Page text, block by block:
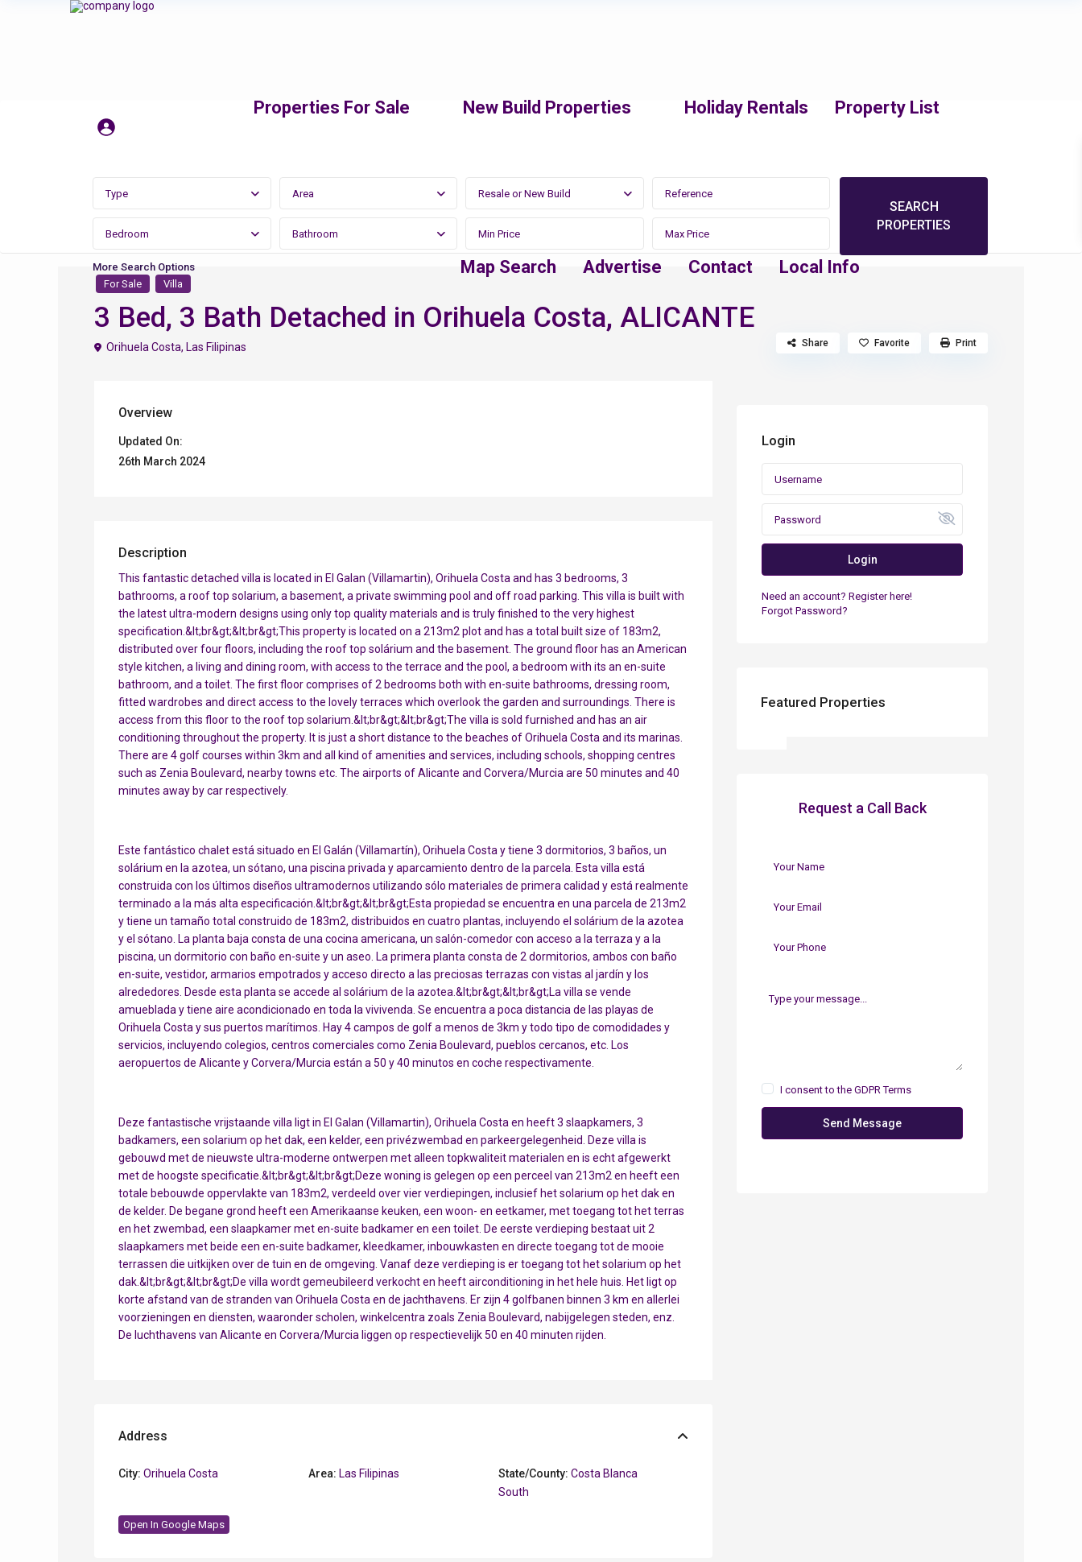
Properties For Sale New Build Properties Holiday Rentals Property List
Map Search Advertise Contact Local Info
Type Area Resale or New Build
Bedroom Bathroom
More Search Options
For Sale
Villa
3 Bed, 3 Bath Detached in Orihuela Costa, ALICANTE
Orihuela Costa, Las Filipinas Share Favorite Print
Overview
Updated On:
26th March 2024
Description
This fantastic detached villa is located in El Galan (Villamartin), Orihuela Costa and has 3 bedrooms, 3
bathrooms, a roof top solarium, a basement, a private swimming pool and off road parking. This villa is built with
the latest ultra-modern designs using only top quality materials and is truly finished to the very highest
specification.&lt;br&gt;&lt;br&gt;This property is located on a 213m2 plot and has a total built size of 183m2,
distributed over four floors, including the roof top solárium and the basement. The ground floor has an American
style kitchen, a living and dining room, with access to the terrace and the pool, a bedroom with its an en-suite
bathroom, and a toilet. The first floor comprises of 2 bedrooms both with en-suite bathrooms, dressing room,
fitted wardrobes and direct access to the lovely terraces which overlook the garden and surroundings. There is
access from this floor to the roof top solarium.&lt;br&gt;&lt;br&gt;The villa is sold furnished and has an air
conditioning throughout the property. It is just a short distance to the beaches of Orihuela Costa and its marinas.
There are 4 golf courses within 3km and all kind of amenities and services, including schools, shopping centres
such as Zenia Boulevard, nearby towns etc. The airports of Alicante and Corvera/Murcia are 50 minutes and 40
minutes away by car respectively.
Este fantástico chalet está situado en El Galán (Villamartín), Orihuela Costa y tiene 3 dormitorios, 3 baños, un
solárium en la azotea, un sótano, una piscina privada y aparcamiento dentro de la parcela. Esta villa está
construida con los últimos diseños ultramodernos utilizando sólo materiales de primera calidad y está realmente
terminado a la más alta especificación.&lt;br&gt;&lt;br&gt;Esta propiedad se encuentra en una parcela de 213m2
y tiene un tamaño total construido de 183m2, distribuidos en cuatro plantas, incluyendo el solárium de la azotea
y el sótano. La planta baja consta de una cocina americana, un salón-comedor con acceso a la terraza y a la
piscina, un dormitorio con baño en-suite y un aseo. La primera planta consta de 2 dormitorios, ambos con baño
en-suite, vestidor, armarios empotrados y acceso directo a las preciosas terrazas con vistas al jardín y los
alrededores. Desde esta planta se accede al solárium de la azotea.&lt;br&gt;&lt;br&gt;La villa se vende
amueblada y tiene aire acondicionado en toda la vivivenda. Se encuentra a poca distancia de las playas de
Orihuela Costa y sus puertos marítimos. Hay 4 campos de golf a menos de 3km y todo tipo de comodidades y
servicios, incluyendo colegios, centros comerciales como Zenia Boulevard, pueblos cercanos, etc. Los
aeropuertos de Alicante y Corvera/Murcia están a 50 y 40 minutos en coche respectivamente.
Deze fantastische vrijstaande villa ligt in El Galan (Villamartin), Orihuela Costa en heeft 3 slaapkamers, 3
badkamers, een solarium op het dak, een kelder, een privézwembad en parkeergelegenheid. Deze villa is
gebouwd met de nieuwste ultra-moderne ontwerpen met alleen topkwaliteit materialen en is echt afgewerkt
met de hoogste specificatie.&lt;br&gt;&lt;br&gt;Deze woning is gelegen op een perceel van 213m2 en heeft een
totale bebouwde oppervlakte van 183m2, verdeeld over vier verdiepingen, inclusief het solarium op het dak en
de kelder. De begane grond heeft een Amerikaanse keuken, een woon- en eetkamer, met toegang tot het terras
en het zwembad, een slaapkamer met en-suite badkamer en een toilet. De eerste verdieping bestaat uit 2
slaapkamers met beide een en-suite badkamer, kleedkamer, inbouwkasten en directe toegang tot de mooie
terrassen die uitkijken over de tuin en de omgeving. Vanaf deze verdieping is er toegang tot het solarium op het
dak.&lt;br&gt;&lt;br&gt;De villa wordt gemeubileerd verkocht en heeft airconditioning in het hele huis. Het ligt op
korte afstand van de stranden van Orihuela Costa en de jachthavens. Er zijn 4 golfbanen binnen 3 km en allerlei
voorzieningen en diensten, waaronder scholen, winkelcentra zoals Zenia Boulevard, nabijgelegen steden, enz.
De luchthavens van Alicante en Corvera/Murcia liggen op respectievelijk 50 en 40 minuten rijden.
Address
City: Orihuela Costa Area: Las Filipinas State/County: Costa Blanca
South
Open In Google Maps
Login
Login
Need an account? Register here!
Forgot Password?
Featured Properties
Request a Call Back
I consent to the GDPR Terms
Send Message